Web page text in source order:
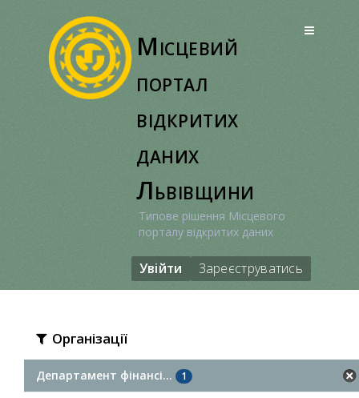
Місцевий
портал
відкритих
даних
Львівщини
Типове рішення Місцевого
порталу відкритих даних
Увійти Зареєструватись
Організації
Департамент фінансі... 1